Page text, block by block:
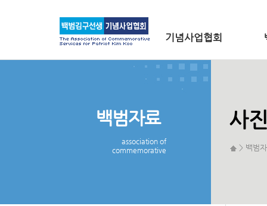
기념사업협회
백범자료
association of
commemorative
사
> 백범